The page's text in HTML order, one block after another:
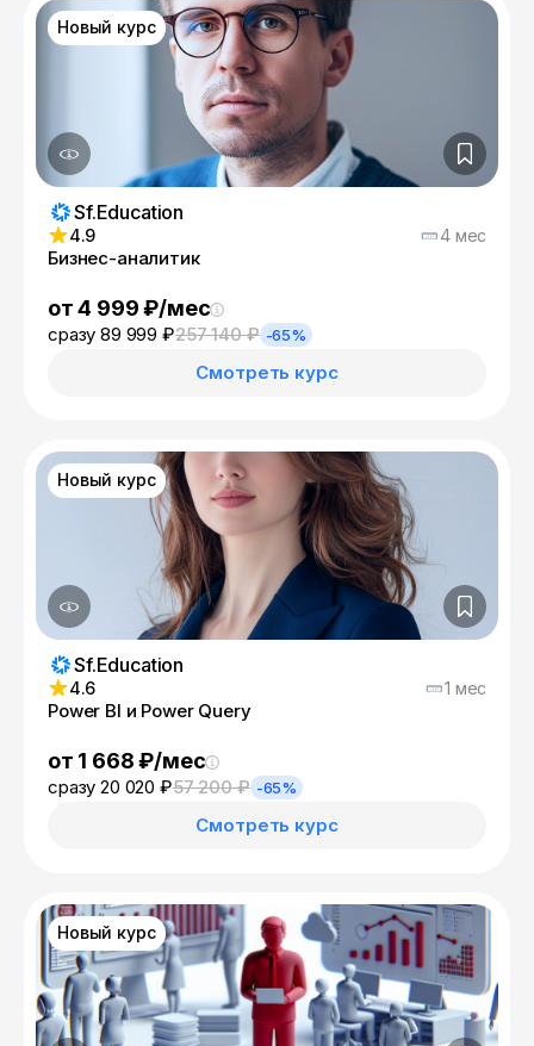
Новый курс
Sf.Education
4.9 4 мес
Бизнес-аналитик
от 4 999 ₽/мес
сразу 89 999 ₽257 140 ₽ -65%
Смотреть курс
Новый курс
Sf.Education
4.6 1 мес
Power BI и Power Query
от 1 668 ₽/мес
сразу 20 020 ₽57 200 ₽ -65%
Смотреть курс
Новый курс